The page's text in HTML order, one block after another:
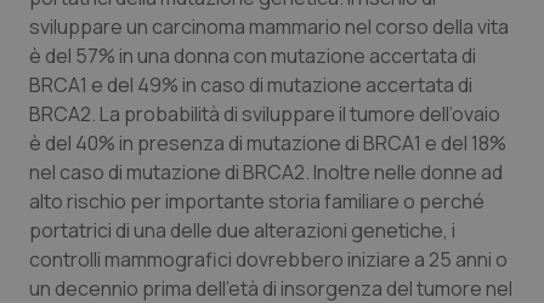
Tumore ovarico
Tumori del Polmone & Testa Collo
Tumori gastrointestinali
Ulcera & Reflusso
Vaccini
sviluppare un carcinoma mammario nel corso della vita
è del 57% in una donna con mutazione accertata di
BRCA1 e del 49% in caso di mutazione accertata di
BRCA2. La probabilità di sviluppare il tumore dell’ovaio
è del 40% in presenza di mutazione di BRCA1 e del 18%
nel caso di mutazione di BRCA2. Inoltre nelle donne ad
alto rischio per importante storia familiare o perché
portatrici di una delle due alterazioni genetiche, i
controlli mammografici dovrebbero iniziare a 25 anni o
un decennio prima dell’età di insorgenza del tumore nel